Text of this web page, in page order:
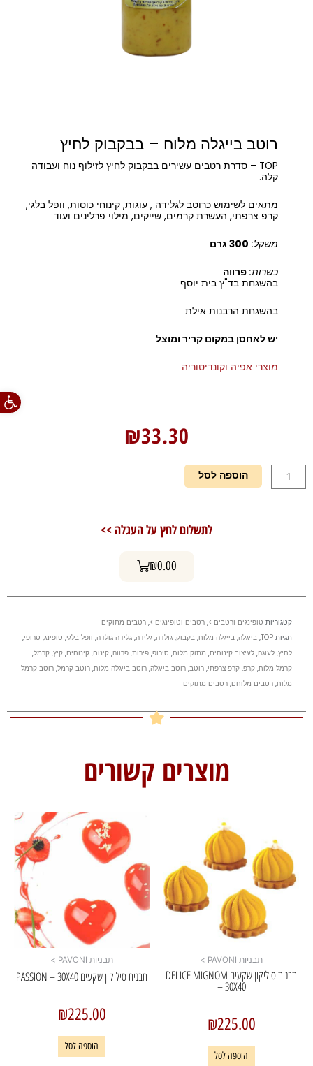
פתח
רוטב בייגלה מלוח – בבקבוק לחיץ
TOP – סדרת רטבים עשירים בבקבוק לחיץ לזילוף נוח ועבודה
קלה.
מתאים לשימוש כרוטב לגלידה , עוגות, קינוחי כוסות, וופל בלגי,
קרפ צרפתי, העשרת קרמים, שייקים, מילוי פרלינים ועוד
משקל: 300 גרם
כשרות: פרווה
בהשגחת בד"ץ בית יוסף
בהשגחת הרבנות אילת
יש לאחסן במקום קריר ומוצל
מוצרי אפיה וקונדיטוריה
₪33.30
כמות
של
הוספה לסל
לתשלום לחץ על העגלה >>
₪0.00 עגלת קניות
קטגוריות טופינגים ורטבים > רטבים וטופינגים > רטבים מתוקים
תגיות TOP בייגלה בייגלה מלוח בקבוק גולדה גלידה גלידה גולדה וופל בלגי טופינג טרופי
לחיץ לעוגה לעיצוב קינוחים מתוק מלוח סירופ פירות פרווה קינוח קינוחים קיץ קרמל
קרמל מלוח קרפ קרפ צרפתי רוטב רוטב בייגלה רוטב בייגלה מלוח רוטב קרמל רוטב קרמל
מלוח רטבים מלוחם רטבים מתוקים
מוצרים קשורים
תבניות PAVONI >
תבנית סיליקון שקעים DELICE MIGNOM
– 30X40
₪225.00
הוספה לסל
תבניות PAVONI >
תבנית סיליקון שקעים PASSION – 30X40
₪225.00
הוספה לסל